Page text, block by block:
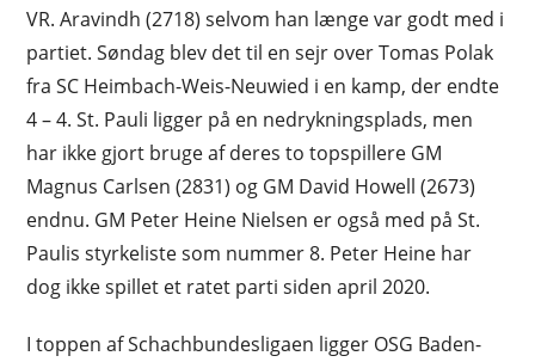
VR. Aravindh (2718) selvom han længe var godt med i
partiet. Søndag blev det til en sejr over Tomas Polak
fra SC Heimbach-Weis-Neuwied i en kamp, der endte
4 – 4. St. Pauli ligger på en nedrykningsplads, men
har ikke gjort bruge af deres to topspillere GM
Magnus Carlsen (2831) og GM David Howell (2673)
endnu. GM Peter Heine Nielsen er også med på St.
Paulis styrkeliste som nummer 8. Peter Heine har
dog ikke spillet et ratet parti siden april 2020.
I toppen af Schachbundesligaen ligger OSG Baden-